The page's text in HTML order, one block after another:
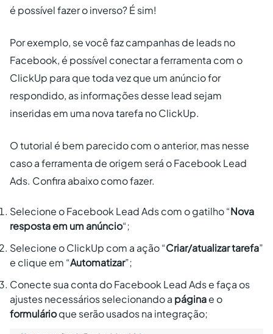
é possível fazer o inverso? É sim!
Por exemplo, se você faz campanhas de leads no
Facebook, é possível conectar a ferramenta com o
ClickUp para que toda vez que um anúncio for
respondido, as informações desse lead sejam
inseridas em uma nova tarefa no ClickUp.
O tutorial é bem parecido com o anterior, mas nesse
caso a ferramenta de origem será o Facebook Lead
Ads. Confira abaixo como fazer.
Selecione o Facebook Lead Ads com o gatilho “Nova
resposta em um anúncio“;
Selecione o ClickUp com a ação “Criar/atualizar tarefa”
e clique em “Automatizar”;
Conecte sua conta do Facebook Lead Ads e faça os
ajustes necessários selecionando a páginae o
formulárioque serão usados na integração;